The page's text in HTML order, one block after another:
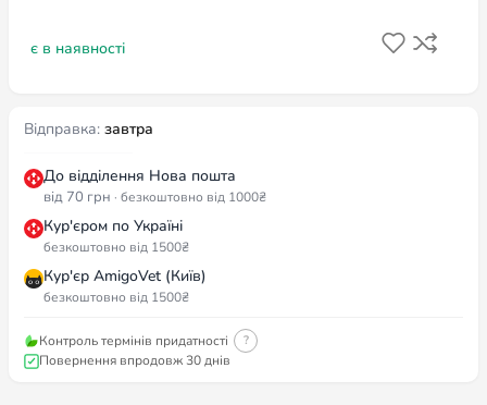
є в наявності
Відправка: завтра
До відділення Нова пошта
від 70 грн · безкоштовно від 1000₴
Кур'єром по Україні
безкоштовно від 1500₴
Кур'єр AmigoVet (Київ)
безкоштовно від 1500₴
Контроль термінів придатності ?
Повернення впродовж 30 днів